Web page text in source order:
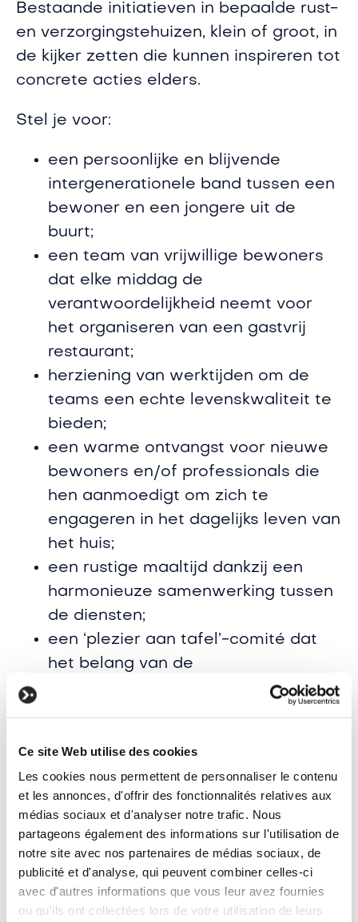
Ce site Web utilise des cookies
Les cookies nous permettent de personnaliser le contenu
et les annonces, d'offrir des fonctionnalités relatives aux
médias sociaux et d'analyser notre trafic. Nous
partageons également des informations sur l'utilisation de
notre site avec nos partenaires de médias sociaux, de
publicité et d'analyse, qui peuvent combiner celles-ci
avec d'autres informations que vous leur avez fournies
ou qu'ils ont collectées lors de votre utilisation de leurs
Bestaande initiatieven in bepaalde rust-
en verzorgingstehuizen, klein of groot, in
de kijker zetten die kunnen inspireren tot
concrete acties elders.
Stel je voor:
een persoonlijke en blijvende
intergenerationele band tussen een
bewoner en een jongere uit de
buurt;
een team van vrijwillige bewoners
dat elke middag de
verantwoordelijkheid neemt voor
het organiseren van een gastvrij
restaurant;
herziening van werktijden om de
teams een echte levenskwaliteit te
bieden;
een warme ontvangst voor nieuwe
bewoners en/of professionals die
hen aanmoedigt om zich te
engageren in het dagelijks leven van
het huis;
een rustige maaltijd dankzij een
harmonieuze samenwerking tussen
de diensten;
een ‘plezier aan tafel’-comité dat
het belang van de
maaltijdmomenten benadrukt;
een samen opgebouwd
levensproject dat dient als kompas
om dagelijkse beslissingen te
begeleiden;
of een inrichting van leefruimtes
met een ziel; ...
Door onze ideeën uit te wisselen en